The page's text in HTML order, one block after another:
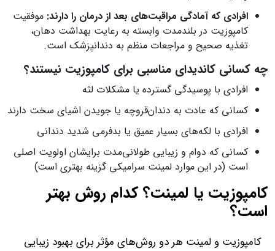
افرادی که آمادگی مراقبت‌های بعد از درمان را دارند: موفقیت
کامپوزیت در بلندمدت وابسته به رعایت بهداشت دهان،
تغذیه صحیح و مراجعات منظم به دندانپزشک است.
چه کسانی کاندیدای مناسبی برای کامپوزیت نیستند؟
افرادی با پوسیدگی گسترده یا مشکلات لثه
کسانی که عادت به دندان‌قروچه یا جویدن اشیای سخت دارند
افرادی با لکه‌های بسیار عمیق یا بدفرمی شدید دندانی
کسانی که دوام و زیبایی طولانی‌مدت برایشان اولویت اصلی
است (در این موارد لمینت سرامیکی گزینه بهتری است)
کامپوزیت یا لمینت؟ کدام روش بهتر
است؟
کامپوزیت و لمینت هر دو روش‌های مؤثر برای بهبود زیبایی